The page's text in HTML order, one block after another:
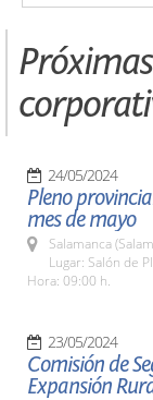
24/05/2024
Pleno
mes de mayo
Salamanca
Lugar: Salón de
Hora: 09:00 h.
23/05/2024
Comisión de
Expansión